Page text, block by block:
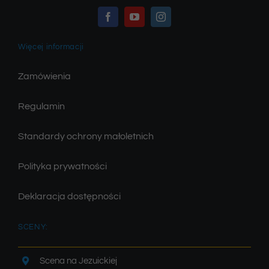
Więcej informacji
Zamówienia
Regulamin
Standardy ochrony małoletnich
Polityka prywatności
Deklaracja dostępności
SCENY:
Scena na Jezuickiej